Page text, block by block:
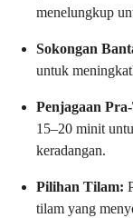
menelungkup
Sokongan
untuk
Penjagaan
15–20 minit
keradangan.
Pilihan Tilam:
tilam yang